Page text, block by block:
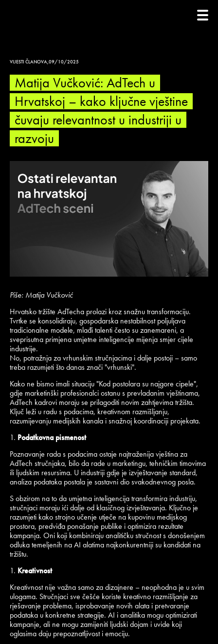
VIJESTI ČLANOVA,09/10/2025
Matija Vučković: AdTech u
Hrvatskoj – kako ključne vještine
čuvaju relevantnost u industriji u
razvoju
Piše: Matija Vučković
Hrvatsko tržište AdTecha prolazi kroz snažnu transformaciju.
Tvrtke se konsolidiraju, gospodarska nestabilnost poljuljava
tradicionalne modele, mlađi talenti često su zanemareni, a
sveprisutna primjena umjetne inteligencije mijenja smjer cijele
industrije.
No, potražnja za vrhunskim stručnjacima i dalje postoji – samo
treba razumjeti što danas znači "vrhunski".
Kako ne bismo imali situaciju "Kod postolara su najgore cipele",
gdje marketinški profesionalci ostanu s prevladanim vještinama,
AdTech kadrovi moraju se prilagoditi novim zahtjevima tržišta.
Ključ leži u radu s podacima, kreativnom razmišljanju,
razumijevanju medijskih kanala i snažnoj koordinaciji projekata.
Podatkovna pismenost
Poznavanje rada s podacima ostaje najtraženija vještina za
AdTech stručnjaka, bilo da rade u marketingu, tehničkim timovima
ili ljudskim resursima. U industriji gdje je izvještavanje standard,
analiza podataka postala je sastavni dio svakodnevnog posla.
S obzirom na to da umjetna inteligencija transformira industriju,
stručnjaci moraju ići dalje od klasičnog izvještavanja. Ključno je
razumjeti kako strojno učenje utječe na kupovinu medijskog
prostora, predviđa ponašanje publike i optimizira rezultate
kampanja. Oni koji kombiniraju analitičku stručnost s donošenjem
odluka temeljenih na AI alatima najkonkurentniji su kandidati na
tržištu.
Kreativnost
Kreativnost nije važna samo za dizajnere – neophodna je u svim
ulogama. Stručnjaci sve češće koriste kreativno razmišljanje za
rješavanje problema, isprobavanje novih alata i pretvaranje
podataka u konkretne strategije. AI i analitika mogu optimizirati
kampanje, ali ne mogu zamijeniti ljudski dojam i uvide koji
oglasima daju prepoznatljivost i emociju.